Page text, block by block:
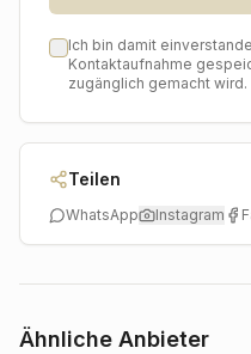
Ich bin damit
Kontaktaufnahme
zugänglich gemacht wird.
Teilen
WhatsApp Instagram
Ähnliche Anbieter